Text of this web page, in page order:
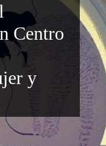
Centro
y